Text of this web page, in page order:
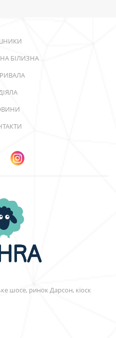
БІЛИЗНА
шосе, ринок Дарсон, кіоск